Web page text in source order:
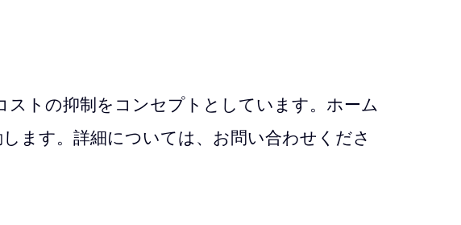
トの抑制をコンセプトとしています。ホーム
ます。詳細については、お問い合わせくださ